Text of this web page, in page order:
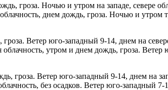
гроза. Ночью и утром на западе, севере
днем дождь, гроза. Ночью и
Ветер юго-западный 9-14, днем на
утром и днем дождь, гроза.
гроза. Ветер юго-западный 9-14, днем на
без осадков. Ветер юго-западный